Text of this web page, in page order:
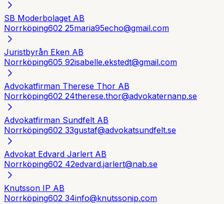
SB Moderbolaget AB
Norrköping602 25maria95echo@gmail.com
Juristbyrån Eken AB
Norrköping605 92isabelle.ekstedt@gmail.com
Advokatfirman Therese Thor AB
Norrköping602 24therese.thor@advokaternanp.se
Advokatfirman Sundfelt AB
Norrköping602 33gustaf@advokatsundfelt.se
Advokat Edvard Jarlert AB
Norrköping602 42edvard.jarlert@nab.se
Knutsson IP AB
Norrköping602 34info@knutssonip.com